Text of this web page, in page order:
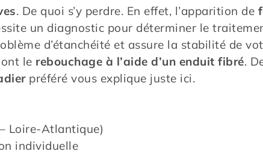
. De quoi s’y perdre. En effet, l’apparition de
un diagnostic pour déterminer le
d’étanchéité et assure la stabilité de
le rebouchage à l’aide d’un enduit fibré.
préféré vous explique juste ici.
Loire-Atlantique)
individuelle